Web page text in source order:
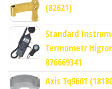
(82621)
Standard
Termometr
876669341
Axis Tq9601